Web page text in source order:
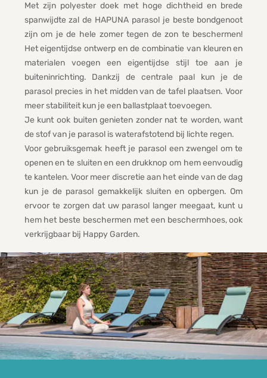
Met zijn polyester doek met hoge dichtheid en brede
spanwijdte zal de HAPUNA parasol je beste bondgenoot
zijn om je de hele zomer tegen de zon te beschermen!
Het eigentijdse ontwerp en de combinatie van kleuren en
materialen voegen een eigentijdse stijl toe aan je
buiteninrichting. Dankzij de centrale paal kun je de
parasol precies in het midden van de tafel plaatsen. Voor
meer stabiliteit kun je een ballastplaat toevoegen.
Je kunt ook buiten genieten zonder nat te worden, want
de stof van je parasol is waterafstotend bij lichte regen.
Voor gebruiksgemak heeft je parasol een zwengel om te
openen en te sluiten en een drukknop om hem eenvoudig
te kantelen. Voor meer discretie aan het einde van de dag
kun je de parasol gemakkelijk sluiten en opbergen. Om
ervoor te zorgen dat uw parasol langer meegaat, kunt u
hem het beste beschermen met een beschermhoes, ook
verkrijgbaar bij Happy Garden.